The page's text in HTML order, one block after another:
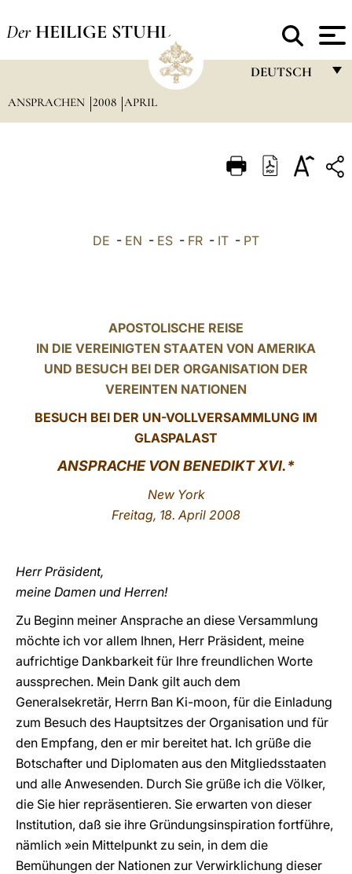
Der HEILIGE STUHL
DEUTSCH
ITALIANO
中文
LATINE
ANSPRACHEN 2008 APRIL
DE - EN - ES - FR - IT - PT
APOSTOLISCHE REISE
IN DIE VEREINIGTEN STAATEN VON AMERIKA
UND BESUCH BEI DER ORGANISATION DER
VEREINTEN NATIONEN
BESUCH BEI DER UN-VOLLVERSAMMLUNG IM
GLASPALAST
ANSPRACHE VON BENEDIKT XVI.*
New York
Freitag, 18. April 2008
Herr Präsident,
meine Damen und Herren!
Zu Beginn meiner Ansprache an diese Versammlung
möchte ich vor allem Ihnen, Herr Präsident, meine
aufrichtige Dankbarkeit für Ihre freundlichen Worte
aussprechen. Mein Dank gilt auch dem
Generalsekretär, Herrn Ban Ki-moon, für die Einladung
zum Besuch des Hauptsitzes der Organisation und für
den Empfang, den er mir bereitet hat. Ich grüße die
Botschafter und Diplomaten aus den Mitgliedsstaaten
und alle Anwesenden. Durch Sie grüße ich die Völker,
die Sie hier repräsentieren. Sie erwarten von dieser
Institution, daß sie ihre Gründungsinspiration fortführe,
nämlich »ein Mittelpunkt zu sein, in dem die
Bemühungen der Nationen zur Verwirklichung dieser